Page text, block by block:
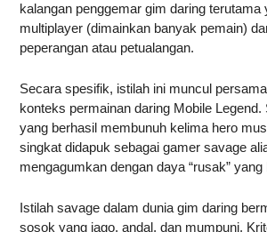
kalangan penggemar gim daring terutama
multiplayer (dimainkan banyak pemain)
peperangan atau petualangan.
Secara spesifik, istilah ini muncul
konteks permainan daring Mobile
yang berhasil membunuh kelima hero
singkat didapuk sebagai gamer savage
mengagumkan dengan daya “rusak” yang
Istilah savage dalam dunia gim daring
sosok yang jago, andal, dan mumpuni.